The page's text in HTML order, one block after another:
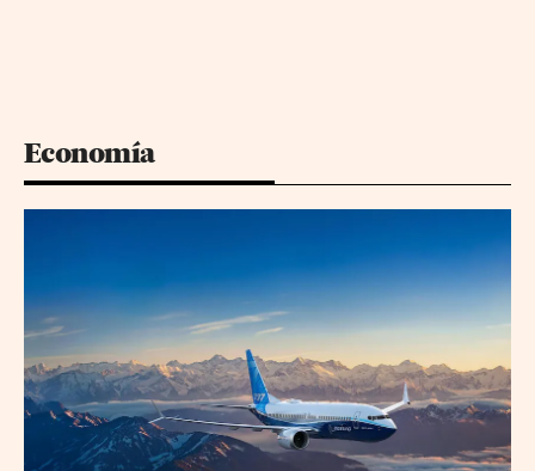
Economía